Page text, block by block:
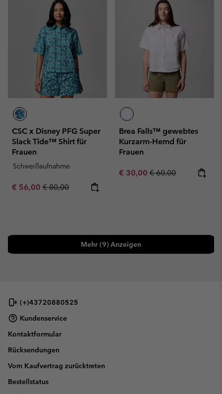
CSC x Disney PFG Super
Slack Tide™ Shirt für
Frauen
Schweißaufnahme
Sale price:
€ 56,00 Regular price:
€ 80,00
Brea Falls™ gewebtes
Kurzarm-Hemd für
Frauen
Sale price:
€ 30,00 Regular price:
€ 60,00
Mehr (9) Anzeigen
(+)43720880525
Kundenservice
Kontaktformular
Rücksendungen
Vom Kaufvertrag zurücktreten
Bestellstatus